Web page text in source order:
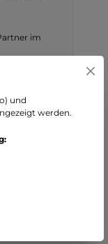
im
und
werden.